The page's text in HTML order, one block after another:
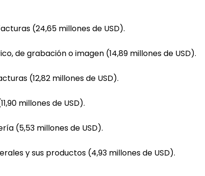
(24,65 millones de USD).
de grabación o imagen (14,89 millones de USD).
(12,82 millones de USD).
millones de USD).
(5,53 millones de USD).
y sus productos (4,93 millones de USD).